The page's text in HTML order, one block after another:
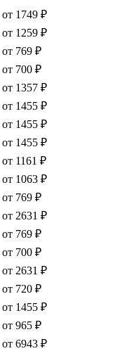
от 1749 ₽
от 1259 ₽
от 769 ₽
от 700 ₽
от 1357 ₽
от 1455 ₽
от 1455 ₽
от 1455 ₽
от 1161 ₽
от 1063 ₽
от 769 ₽
от 2631 ₽
от 769 ₽
от 700 ₽
от 2631 ₽
от 720 ₽
от 1455 ₽
от 965 ₽
от 6943 ₽